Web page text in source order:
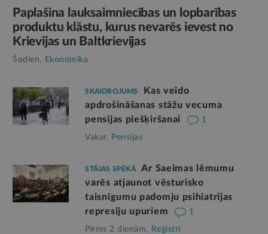
Paplašina lauksaimniecības un lopbarības
produktu klāstu, kurus nevarēs ievest no
Krievijas un Baltkrievijas
Šodien, Ekonomika
SKAIDROJUMS
Kas veido
apdrošināšanas stāžu vecuma
pensijas piešķiršanai
1
Vakar, Pensijas
STĀJAS SPĒKĀ
Ar Saeimas lēmumu
varēs atjaunot vēsturisko
taisnīgumu padomju psihiatrijas
represiju upuriem
1
Pirms 2 dienām, Reģistri